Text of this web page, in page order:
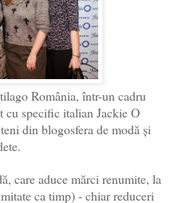
România, într-un cadru
cu specific italian Jackie O
din blogosfera de modă şi
care aduce mărci renumite, la
ca timp) - chiar reduceri